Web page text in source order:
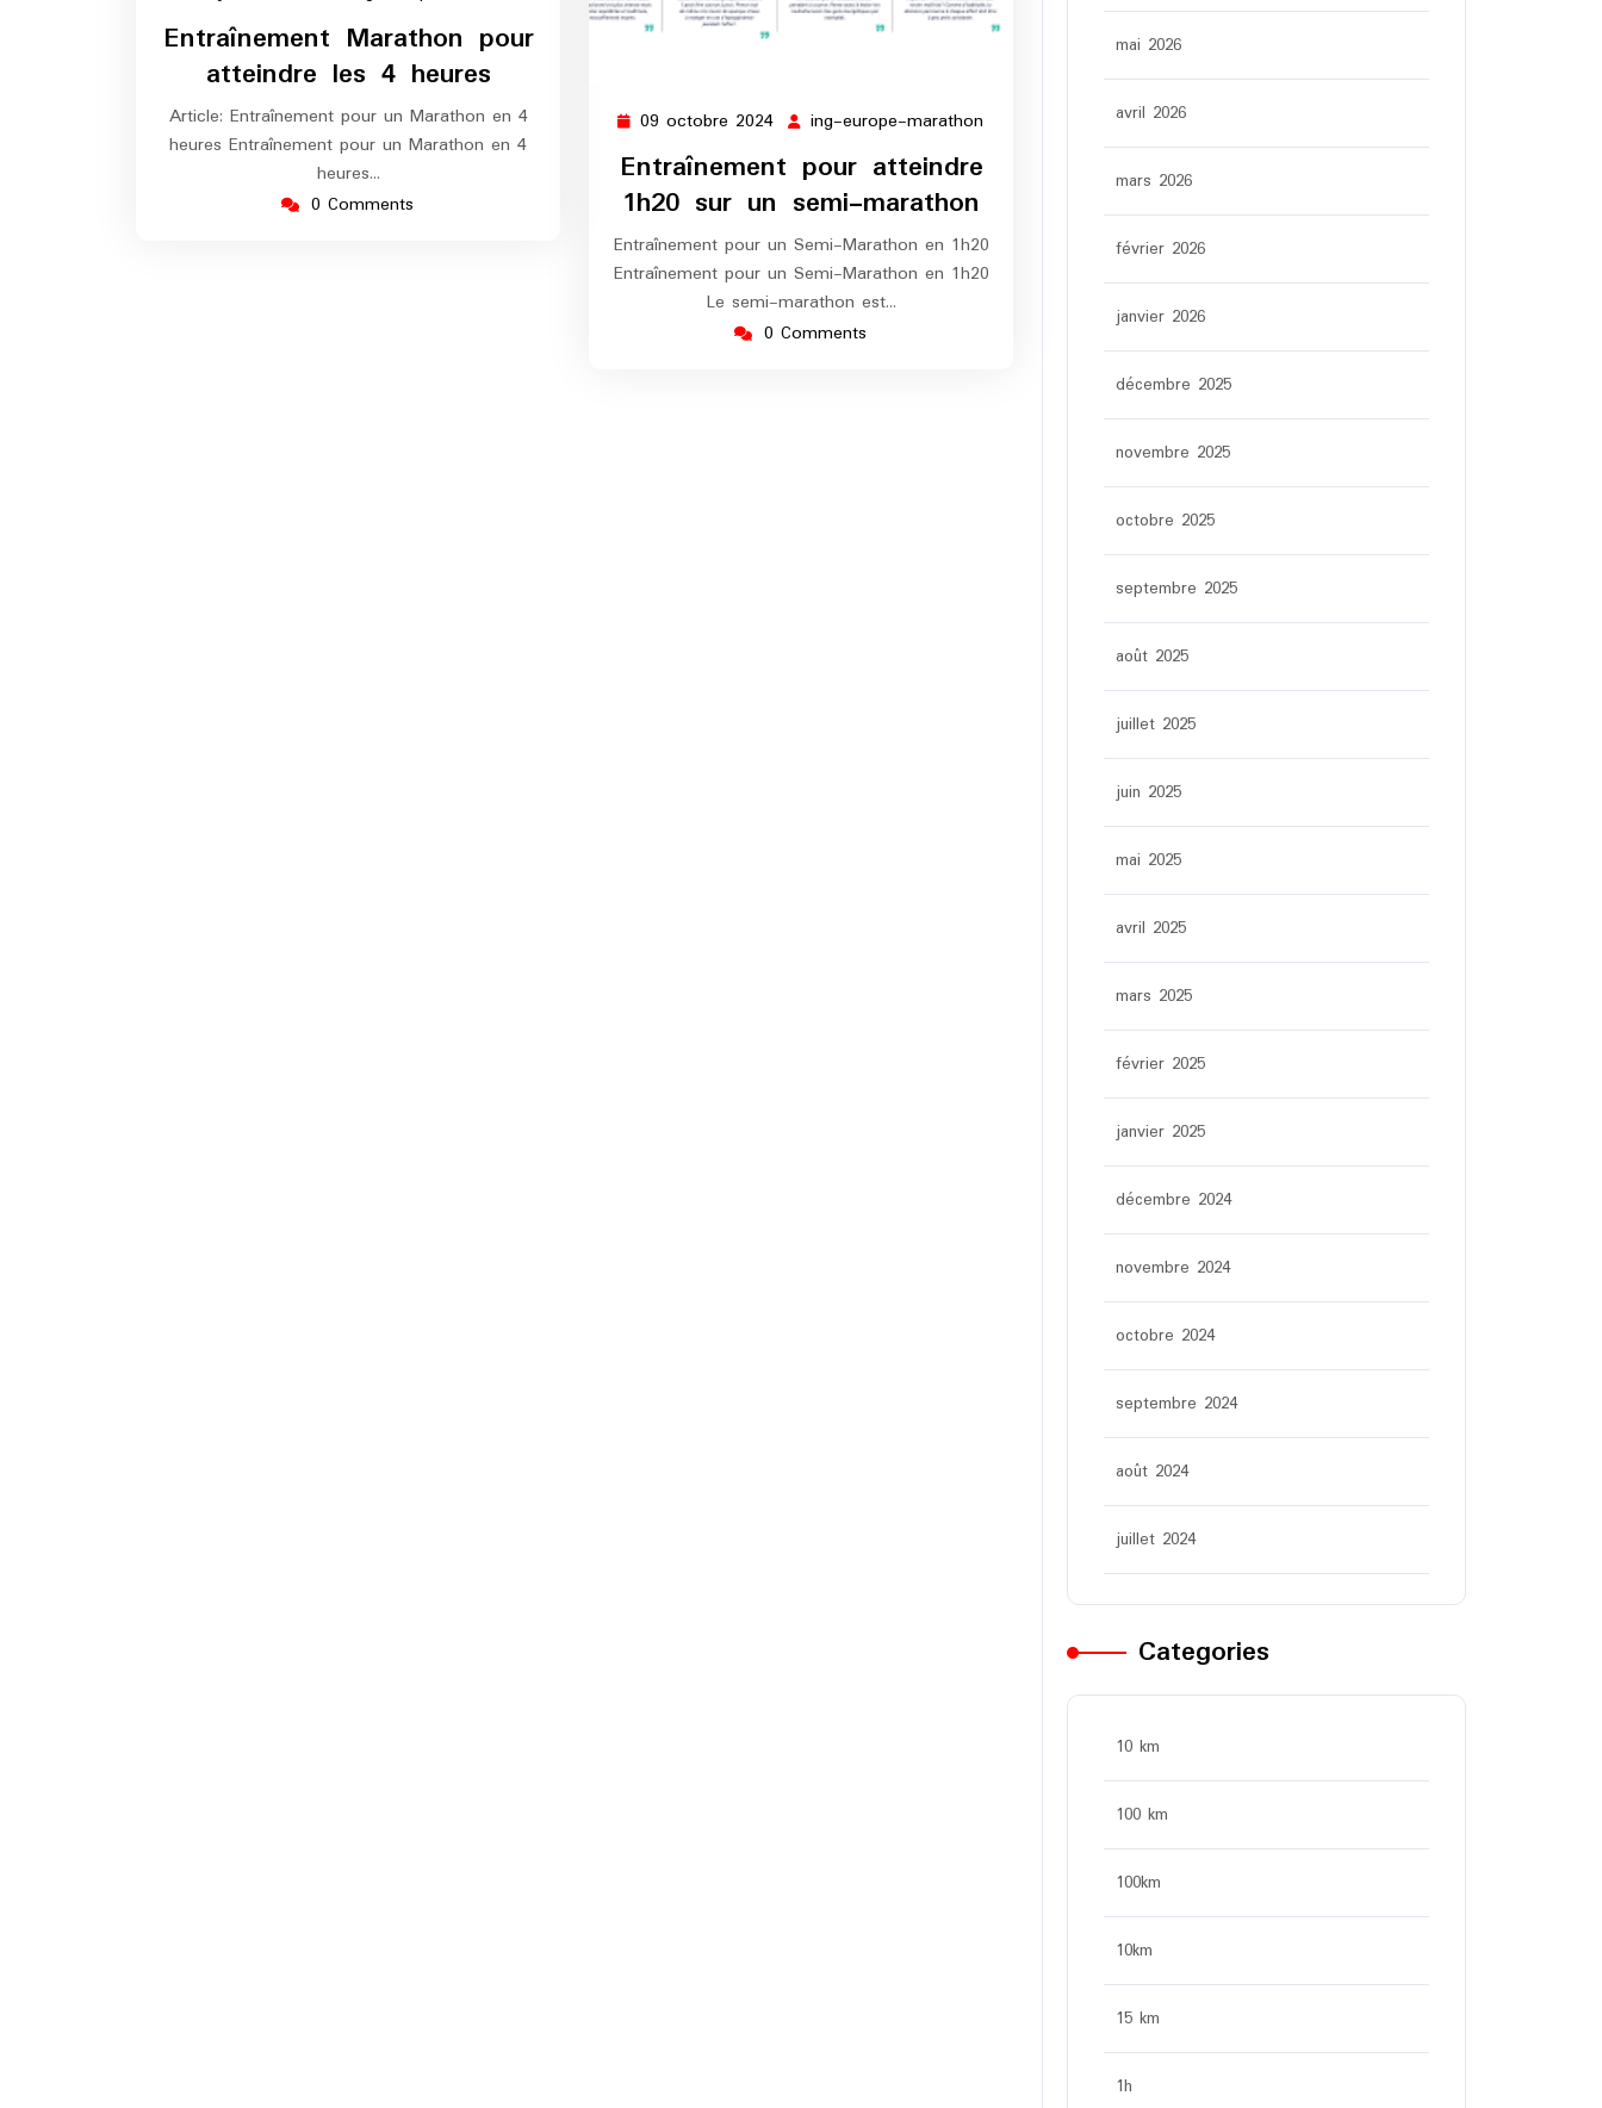
janvier
2025
europe-
marathon
Entraînement Marathon pour
atteindre les 4 heures
Article: Entraînement pour un Marathon en 4
heures Entraînement pour un Marathon en 4
heures…
0 Comments
09 octobre 2024 09
octobre
2024
ing-europe-marathon
Entraînement pour atteindre
1h20 sur un semi-marathon
Entraînement pour un Semi-Marathon en 1h20
Entraînement pour un Semi-Marathon en 1h20
Le semi-marathon est…
0 Comments
mai 2026
avril 2026
mars 2026
février 2026
janvier 2026
décembre 2025
novembre 2025
octobre 2025
septembre 2025
août 2025
juillet 2025
juin 2025
mai 2025
avril 2025
mars 2025
février 2025
janvier 2025
décembre 2024
novembre 2024
octobre 2024
septembre 2024
août 2024
juillet 2024
Categories
10 km
100 km
100km
10km
15 km
1h